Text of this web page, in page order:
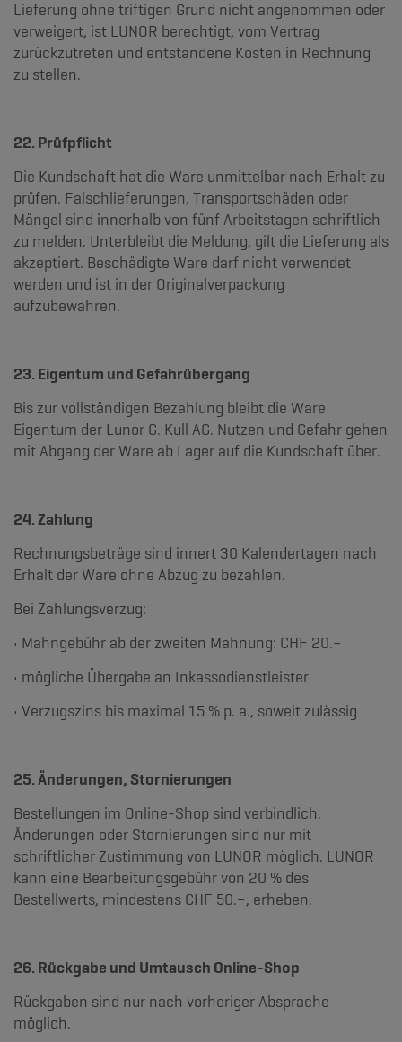
Lieferung ohne triftigen Grund nicht angenommen oder
verweigert, ist LUNOR berechtigt, vom Vertrag
zurückzutreten und entstandene Kosten in Rechnung
zu stellen.
22. Prüfpflicht
Die Kundschaft hat die Ware unmittelbar nach Erhalt zu
prüfen. Falschlieferungen, Transportschäden oder
Mängel sind innerhalb von fünf Arbeitstagen schriftlich
zu melden. Unterbleibt die Meldung, gilt die Lieferung als
akzeptiert. Beschädigte Ware darf nicht verwendet
werden und ist in der Originalverpackung
aufzubewahren.
23. Eigentum und Gefahrübergang
Bis zur vollständigen Bezahlung bleibt die Ware
Eigentum der Lunor G. Kull AG. Nutzen und Gefahr gehen
mit Abgang der Ware ab Lager auf die Kundschaft über.
24. Zahlung
Rechnungsbeträge sind innert 30 Kalendertagen nach
Erhalt der Ware ohne Abzug zu bezahlen.
Bei Zahlungsverzug:
• Mahngebühr ab der zweiten Mahnung: CHF 20.–
• mögliche Übergabe an Inkassodienstleister
• Verzugszins bis maximal 15 % p. a., soweit zulässig
25. Änderungen, Stornierungen
Bestellungen im Online-Shop sind verbindlich.
Änderungen oder Stornierungen sind nur mit
schriftlicher Zustimmung von LUNOR möglich. LUNOR
kann eine Bearbeitungsgebühr von 20 % des
Bestellwerts, mindestens CHF 50.–, erheben.
26. Rückgabe und Umtausch Online-Shop
Rückgaben sind nur nach vorheriger Absprache
möglich.